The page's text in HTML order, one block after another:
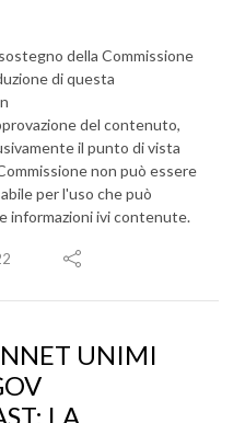
della Commissione
di questa
del contenuto,
il punto di vista
non può essere
per l'uso che può
informazioni ivi contenute.
UNIMI
LA